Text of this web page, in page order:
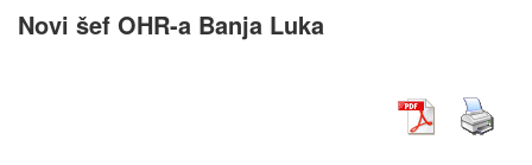
Novi šef OHR-a Banja Luka